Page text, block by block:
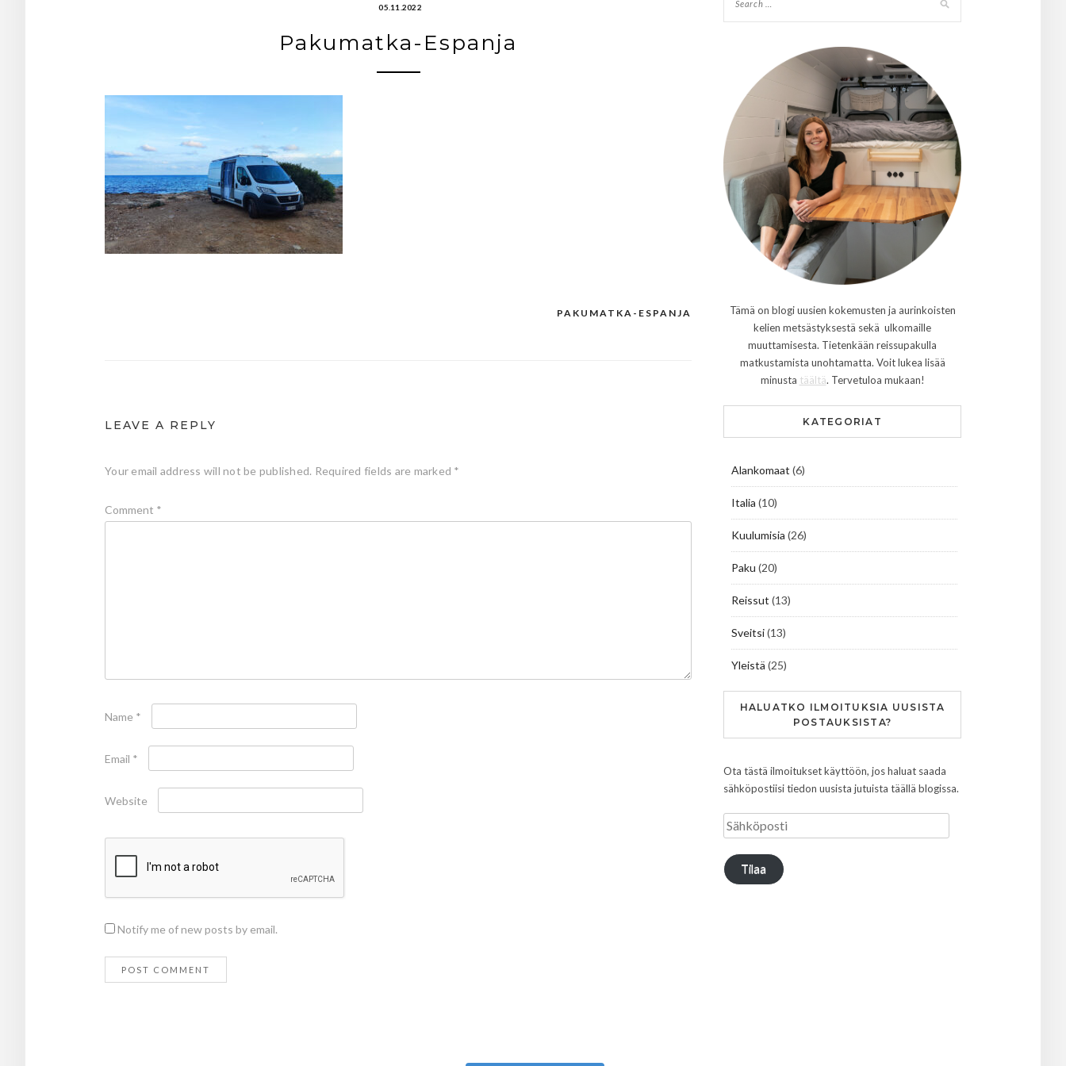
05.11.2022
Pakumatka-Espanja
PAKUMATKA-ESPANJA
LEAVE A REPLY
Your email address will not be published. Required fields are marked *
Comment *
Name *
Email *
Website
Notify me of new posts by email.
Tämä on blogi uusien kokemusten ja aurinkoisten
kelien metsästyksestä sekä ulkomaille
muuttamisesta. Tietenkään reissupakulla
matkustamista unohtamatta. Voit lukea lisää
minusta täältä. Tervetuloa mukaan!
KATEGORIAT
Alankomaat (6)
Italia (10)
Kuulumisia (26)
Paku (20)
Reissut (13)
Sveitsi(13)
Yleistä (25)
HALUATKO ILMOITUKSIA UUSISTA
POSTAUKSISTA?
Ota tästä ilmoitukset käyttöön, jos haluat saada
sähköpostiisi tiedon uusista jutuista täällä blogissa.
Tilaa